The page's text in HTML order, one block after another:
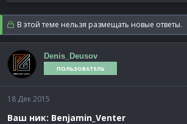
т
о
р
т
е
м
ы
т
а
н
а
а
л
В этой теме нельзя размещать новые ответы.
Denis_Deusov
ПОЛЬЗОВАТЕЛЬ
18 Дек 2015
Ваш ник: Benjamin_Venter